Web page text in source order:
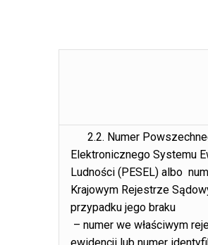
2.2. Numer
Elektronicznego Systemu
Ludności (PESEL) albo
Krajowym Rejestrze
przypadku jego braku
– numer we właściwym